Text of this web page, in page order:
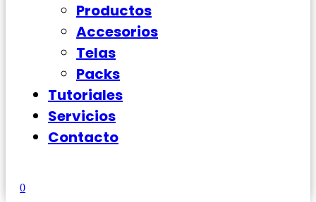
Productos
Accesorios
Telas
Packs
Tutoriales
Servicios
Contacto
0